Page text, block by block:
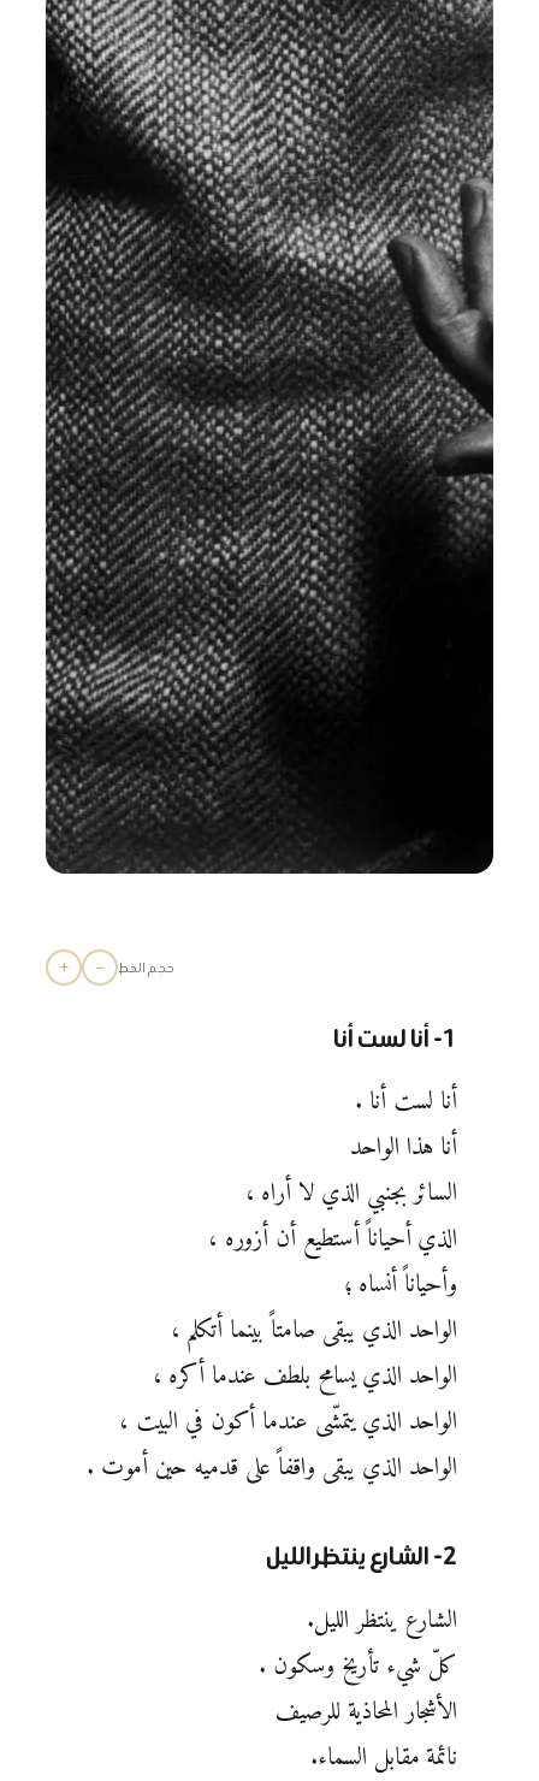
حجم الخط −
+
1- أنا لست أنا
أنا لست أنا .
أنا هذا الواحد
السائر بجنبي الذي لا أراه ،
الذي أحياناً أستطيع أن أزوره ،
وأحياناً أنساه ؛
الواحد الذي يبقى صامتاً بينما أتكلم ،
الواحد الذي يسامح بلطف عندما أكره ،
الواحد الذي يتمشّى عندما أكون في البيت ،
الواحد الذي يبقى واقفاً على قدميه حين أموت .
2- الشارع ينتظر الليل
الشارع ينتظر الليل.
كلّ شيء تأريخ وسكون .
الأشجار المحاذية للرصيف
نائمة مقابل السماء.